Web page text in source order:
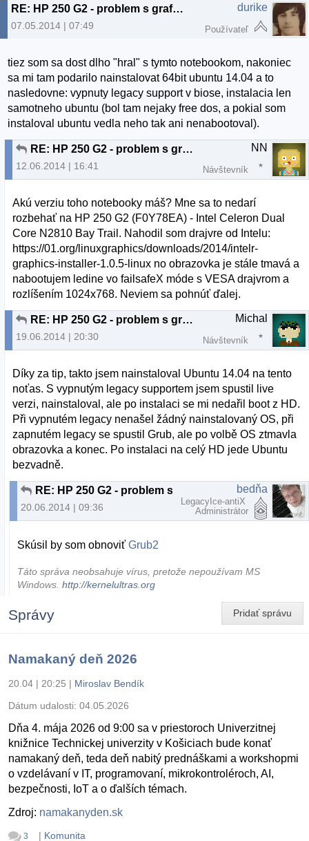
RE: HP 250 G2 - problem s grafikou
07.05.2014 | 07:49
durike
Používateľ
tiez som sa dost dlho "hral" s tymto notebookom, nakoniec
sa mi tam podarilo nainstalovat 64bit ubuntu 14.04 a to
nasledovne: vypnuty legacy support v biose, instalacia len
samotneho ubuntu (bol tam nejaky free dos, a pokial som
instaloval ubuntu vedla neho tak ani nenabootoval).
RE: HP 250 G2 - problem s grafikou
12.06.2014 | 16:41
NN
Návštevník
Akú verziu toho notebooky máš? Mne sa to nedarí
rozbehať na HP 250 G2 (F0Y78EA) - Intel Celeron Dual
Core N2810 Bay Trail. Nahodil som drajvre od Intelu:
https://01.org/linuxgraphics/downloads/2014/intelr-
graphics-installer-1.0.5-linux no obrazovka je stále tmavá a
nabootujem ledine vo failsafeX móde s VESA drajvrom a
rozlíšením 1024x768. Neviem sa pohnúť ďalej.
RE: HP 250 G2 - problem s grafikou
19.06.2014 | 20:30
Michal
Návštevník
Díky za tip, takto jsem nainstaloval Ubuntu 14.04 na tento
noťas. S vypnutým legacy supportem jsem spustil live
verzi, nainstaloval, ale po instalaci se mi nedařil boot z HD.
Při vypnutém legacy nenašel žádný nainstalovaný OS, při
zapnutém legacy se spustil Grub, ale po volbě OS ztmavla
obrazovka a konec. Po instalaci na celý HD jede Ubuntu
bezvadně.
20.06.2014 | 09:36
bedňa
LegacyIce-antiX
Administrátor
Skúsil by som obnoviťGrub2
Táto správa neobsahuje vírus, pretože nepoužívam MS
Windows.http://kernelultras.org
Pridať správu
Správy
Namakaný deň 2026
20.04 | 20:25 | Miroslav Bendík
Dátum udalosti: 04.05.2026
Dňa 4. mája 2026 od 9:00 sa v priestoroch Univerzitnej
knižnice Technickej univerzity v Košiciach bude konať
namakaný deň, teda deň nabitý prednáškami a workshopmi
o vzdelávaní v IT, programovaní, mikrokontroléroch, AI,
bezpečnosti, IoT a o ďalších témach.
Zdroj: namakanyden.sk
3 | Komunita